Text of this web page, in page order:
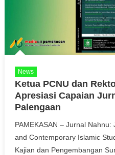
News
Ketua PCNU dan
Apresiasi Capaian
Palengaan
PAMEKASAN – Jurnal
and Contemporary Islamic
Kajian dan Pengembangan